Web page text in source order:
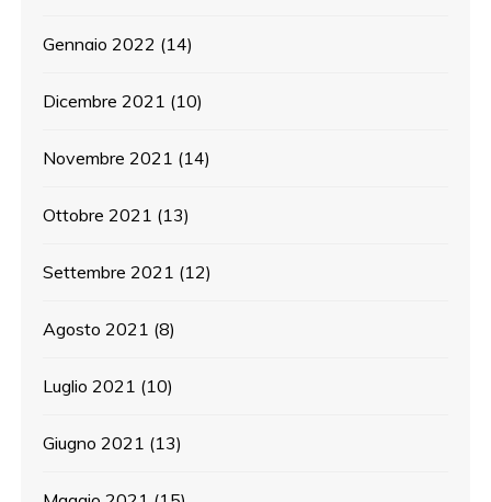
Gennaio 2022 (14)
Dicembre 2021 (10)
Novembre 2021 (14)
Ottobre 2021 (13)
Settembre 2021 (12)
Agosto 2021 (8)
Luglio 2021 (10)
Giugno 2021 (13)